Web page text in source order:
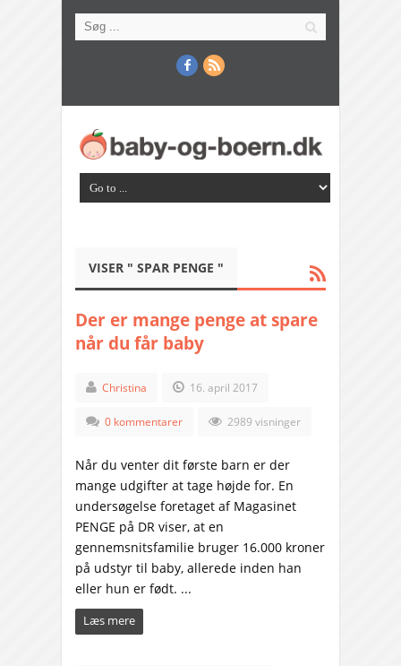
VISER " SPAR PENGE "
Der er mange penge at spare
når du får baby
Christina 16. april 2017
0 kommentarer 2989 visninger
Når du venter dit første barn er der
mange udgifter at tage højde for. En
undersøgelse foretaget af Magasinet
PENGE på DR viser, at en
gennemsnitsfamilie bruger 16.000 kroner
på udstyr til baby, allerede inden han
eller hun er født. ...
Læs mere